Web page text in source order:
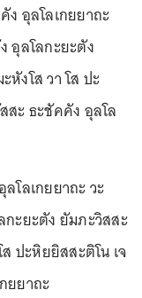
ง อุลโลเกยยาถะ
อุลโลกะยะตัง
งโส วา โส ปะ
สะ ธะชัคคัง อุลโล
โลเกยยาถะ วะ
กะยะตัง ยัมภะวิสสะ
ปะหิยยิสสะติโน เจ
ยยาถะ